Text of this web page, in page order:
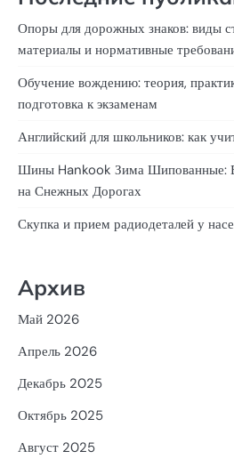
Опоры для дорожных знаков: виды
материалы и нормативные
Обучение вождению: теория,
подготовка к экзаменам
Английский для школьников: как
Шины Hankook Зима Шипованные:
на Снежных Дорогах
Скупка и прием радиодеталей у
Архив
Май 2026
Апрель 2026
Декабрь 2025
Октябрь 2025
Август 2025